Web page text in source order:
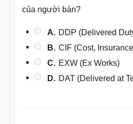
của người bán?
A. DDP (Delivered
B. CIF (Cost,
C. EXW (Ex Works)
D. DAT (Delivered at